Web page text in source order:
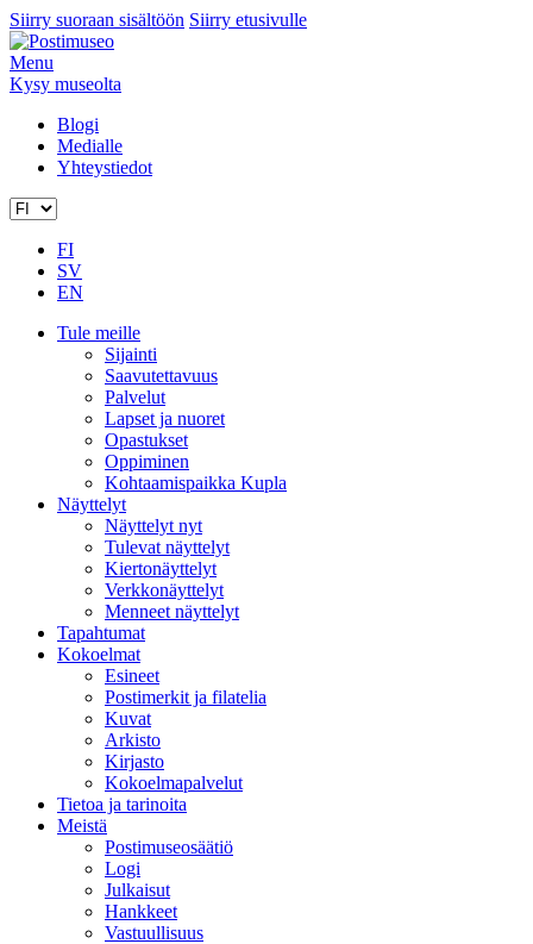
Siirry suoraan sisältöön Siirry etusivulle
Menu
Kysy museolta
Blogi
Medialle
Yhteystiedot
FI
SV
EN
Tule meille
Sijainti
Saavutettavuus
Palvelut
Lapset ja nuoret
Opastukset
Oppiminen
Kohtaamispaikka Kupla
Näyttelyt
Näyttelyt nyt
Tulevat näyttelyt
Kiertonäyttelyt
Verkkonäyttelyt
Menneet näyttelyt
Tapahtumat
Kokoelmat
Esineet
Postimerkit ja filatelia
Kuvat
Arkisto
Kirjasto
Kokoelmapalvelut
Tietoa ja tarinoita
Meistä
Postimuseosäätiö
Logi
Julkaisut
Hankkeet
Vastuullisuus